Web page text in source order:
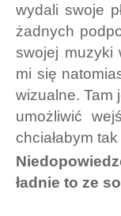
wydali swoje
żadnych
swojej muzyki
mi się
wizualne. Tam
umożliwić
chciałabym
ładnie to ze